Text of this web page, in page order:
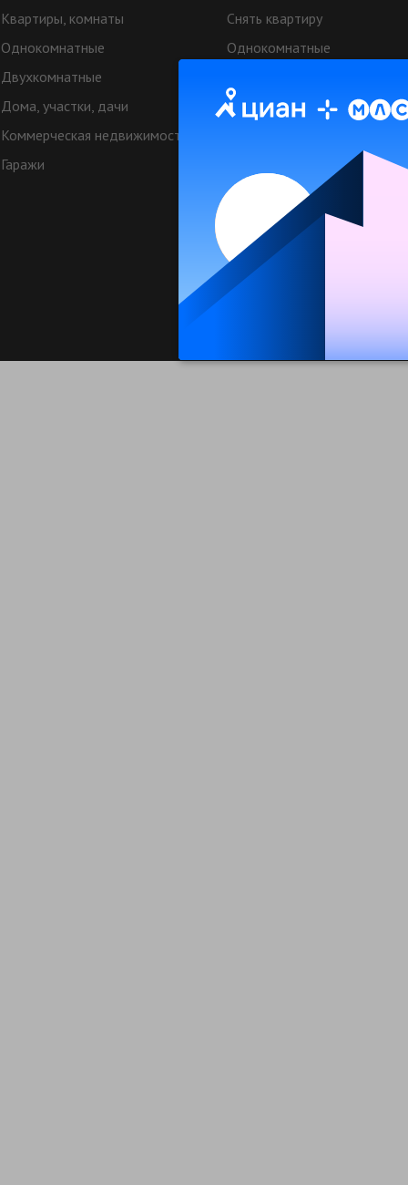
Квартиры, комнаты
Однокомнатные
Двухкомнатные
Дома, участки, дачи
Коммерческая недвижимость
Гаражи
Снять квартиру
Однокомнатные
Аренда коттеджей
Коттеджи посуточно
Коммерческая
© МЛСН.ру -